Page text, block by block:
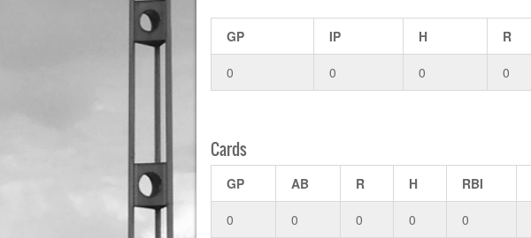
GP IP H R
0 0 0 0
Cards
GP AB R H RBI
0 0 0 0 0